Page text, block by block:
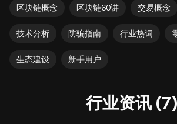
区块链概念 区块链60讲 交易概念
技术分析 防骗指南 行业热词
生态建设 新手用户
行业资讯 (7)